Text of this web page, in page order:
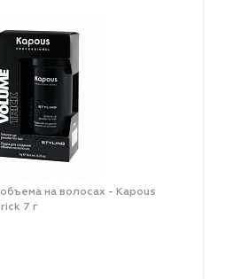
на волосах - Kapous
7 г